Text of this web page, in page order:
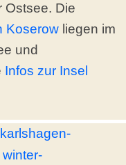
Ostsee. Die
Koserow liegen im
und
Infos zur Insel
karlshagen-
winter-